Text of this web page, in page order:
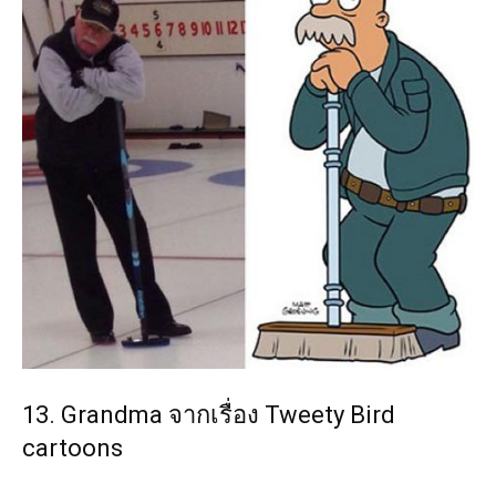
13. Grandma จากเรื่อง Tweety Bird
cartoons